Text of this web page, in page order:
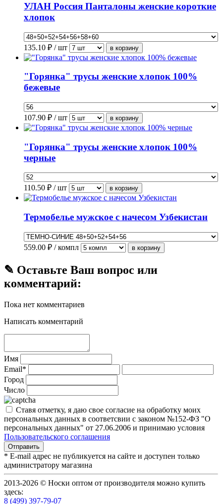
УЛАН Россия Панталоны женские короткие
хлопок
135.10 ₽ / шт
"Горянка" трусы женские хлопок 100%
бежевые
107.90 ₽ / шт
"Горянка" трусы женские хлопок 100%
черные
110.50 ₽ / шт
Термобелье мужское с начесом Узбекистан
559.00 ₽ / компл
✎ Оставьте Ваш вопрос или
комментарий:
Пока нет комментариев
Написать комментарий
Имя
Email*
Город
Число
Ставя отметку, я даю свое согласие на обработку моих
персональных данных в соответсвии с законом №152-ФЗ "О
персональных данных" от 27.06.2006 и принимаю условия
Пользовательского соглашения
* E-mail адрес не публикуется на сайте и доступен только
администратору магазина
2013-2026 © Носки оптом от производителя можно купить
здесь:
8 (499) 397-79-07